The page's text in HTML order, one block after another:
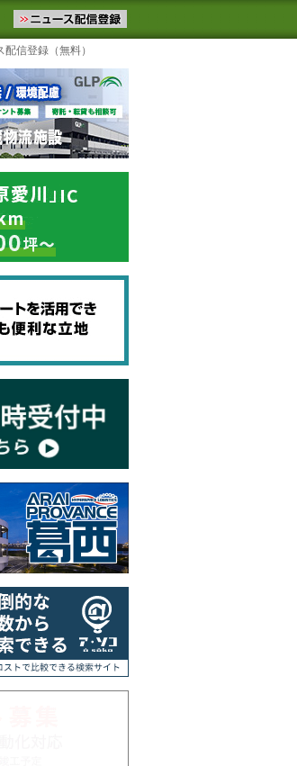
ます。物流ニュースメール配信を登録す
よく見るテーマ
配信登録（無料）